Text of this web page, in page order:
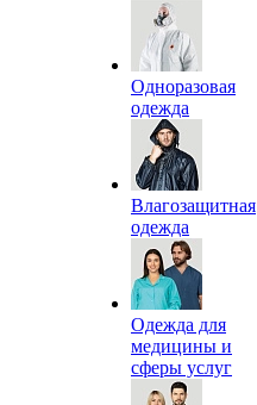
Одноразовая
одежда
Влагозащитная
одежда
Одежда для
медицины и
сферы услуг